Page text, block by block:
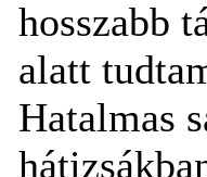
hosszabb
alatt
Hatalmas